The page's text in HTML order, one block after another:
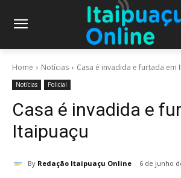
Home Notícias Casa é invadida e furtada em
Notícias Policial
Casa é invadida e
Itaipuaçu
By Redação Itaipuaçu Online 6 de junho